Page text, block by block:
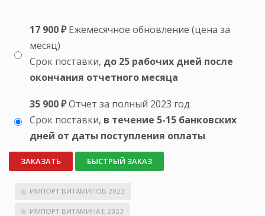
17 900 ₽ Ежемесячное обновление (цена за
месяц)
Срок поставки, до 25 рабочих дней после
окончания отчетного месяца
35 900 ₽Отчет за полный 2023 год
Срок поставки, в течение 5-15 банковских
дней от даты поступления оплаты
ЗАКАЗАТЬ БЫСТРЫЙ ЗАКАЗ
ИМПОРТ ВИТАМИНОВ 2023
ИМПОРТ ВИТАМИНА Е 2023